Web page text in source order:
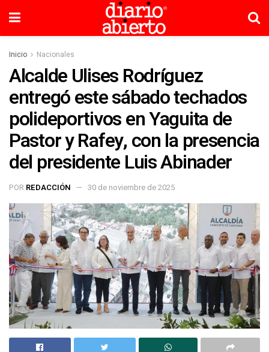
Inicio Nacionales
Alcalde Ulises Rodríguez
entregó este sábado techados
polideportivos en Yaguita de
Pastor y Rafey, con la presencia
del presidente Luis Abinader
POR REDACCIÓN 30 de noviembre de 2025